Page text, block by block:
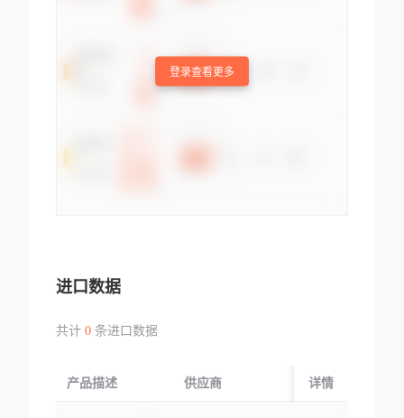
登录查看更多
进口数据
共计 0条进口数据
产品描述 供应商 起运国/地区
详情